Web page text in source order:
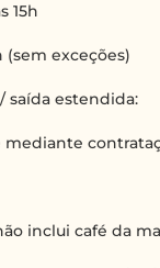
15h
(sem exceções)
saída estendida:
inclui café da